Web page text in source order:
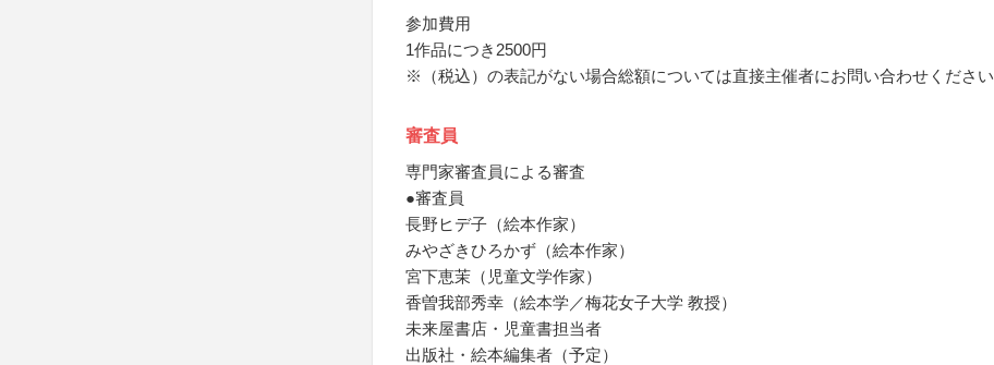
参加費用
1作品につき2500円
※（税込）の表記がない場合総額については直接主催者にお問い合わせください
審査員
専門家審査員による審査
●審査員
長野ヒデ子（絵本作家）
みやざきひろかず（絵本作家）
宮下恵茉（児童文学作家）
香曽我部秀幸（絵本学／梅花女子大学 教授）
未来屋書店・児童書担当者
出版社・絵本編集者（予定）